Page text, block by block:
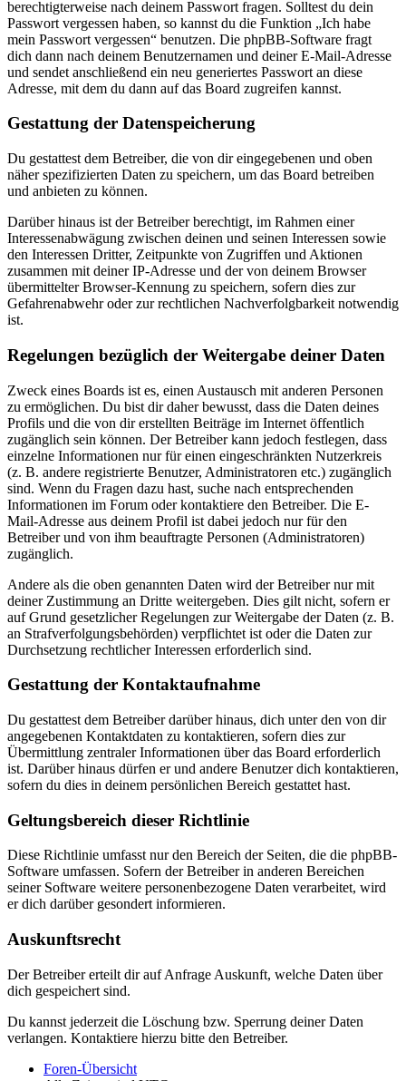
berechtigterweise nach deinem Passwort fragen. Solltest du dein
Passwort vergessen haben, so kannst du die Funktion „Ich habe
mein Passwort vergessen“ benutzen. Die phpBB-Software fragt
dich dann nach deinem Benutzernamen und deiner E-Mail-Adresse
und sendet anschließend ein neu generiertes Passwort an diese
Adresse, mit dem du dann auf das Board zugreifen kannst.
Gestattung der Datenspeicherung
Du gestattest dem Betreiber, die von dir eingegebenen und oben
näher spezifizierten Daten zu speichern, um das Board betreiben
und anbieten zu können.
Darüber hinaus ist der Betreiber berechtigt, im Rahmen einer
Interessenabwägung zwischen deinen und seinen Interessen sowie
den Interessen Dritter, Zeitpunkte von Zugriffen und Aktionen
zusammen mit deiner IP-Adresse und der von deinem Browser
übermittelter Browser-Kennung zu speichern, sofern dies zur
Gefahrenabwehr oder zur rechtlichen Nachverfolgbarkeit notwendig
ist.
Regelungen bezüglich der Weitergabe deiner Daten
Zweck eines Boards ist es, einen Austausch mit anderen Personen
zu ermöglichen. Du bist dir daher bewusst, dass die Daten deines
Profils und die von dir erstellten Beiträge im Internet öffentlich
zugänglich sein können. Der Betreiber kann jedoch festlegen, dass
einzelne Informationen nur für einen eingeschränkten Nutzerkreis
(z. B. andere registrierte Benutzer, Administratoren etc.) zugänglich
sind. Wenn du Fragen dazu hast, suche nach entsprechenden
Informationen im Forum oder kontaktiere den Betreiber. Die E-
Mail-Adresse aus deinem Profil ist dabei jedoch nur für den
Betreiber und von ihm beauftragte Personen (Administratoren)
zugänglich.
Andere als die oben genannten Daten wird der Betreiber nur mit
deiner Zustimmung an Dritte weitergeben. Dies gilt nicht, sofern er
auf Grund gesetzlicher Regelungen zur Weitergabe der Daten (z. B.
an Strafverfolgungsbehörden) verpflichtet ist oder die Daten zur
Durchsetzung rechtlicher Interessen erforderlich sind.
Gestattung der Kontaktaufnahme
Du gestattest dem Betreiber darüber hinaus, dich unter den von dir
angegebenen Kontaktdaten zu kontaktieren, sofern dies zur
Übermittlung zentraler Informationen über das Board erforderlich
ist. Darüber hinaus dürfen er und andere Benutzer dich kontaktieren,
sofern du dies in deinem persönlichen Bereich gestattet hast.
Geltungsbereich dieser Richtlinie
Diese Richtlinie umfasst nur den Bereich der Seiten, die die phpBB-
Software umfassen. Sofern der Betreiber in anderen Bereichen
seiner Software weitere personenbezogene Daten verarbeitet, wird
er dich darüber gesondert informieren.
Auskunftsrecht
Der Betreiber erteilt dir auf Anfrage Auskunft, welche Daten über
dich gespeichert sind.
Du kannst jederzeit die Löschung bzw. Sperrung deiner Daten
verlangen. Kontaktiere hierzu bitte den Betreiber.
Foren-Übersicht